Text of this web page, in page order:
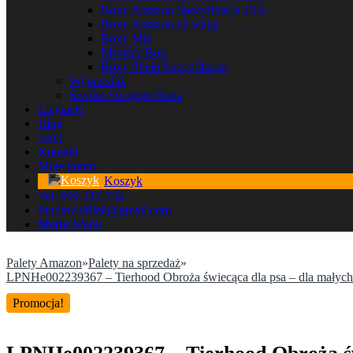
Boxy Amazon Specyfikacja 15%
Boxy Amazon na wagę
Boxy Mix
Mystery Box
Boxy Shein Specyfikacja
Wyprzedaż
Stwórz Swojego Boxa
Licytacje
Blog
FAQ
Kontakt
Moje konto
Koszyk
Tel. 609-311-734
fhudawidfilek@gmail.com
Menu Menu
Palety Amazon»Palety na sprzedaż»
LPNHe002239367 – Tierhood Obroża świecąca dla psa – dla
Promocja!